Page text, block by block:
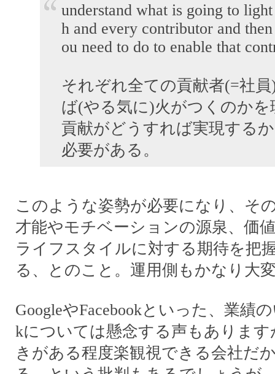
understand what is going to
h and every contributor and
ou need to do to enable that
それぞれ全ての貢献者(=社
ば(やる気に)火がつくのかを
貢献がどうすれば実現する
必要がある。
このような姿勢が必要になり、そ
才能やモチベーションの源泉、価
ライフスタイルに対する期待を把
る、とのこと。運用側もかなり大
GoogleやFacebookといった、業績
kについては懸念する声もありま
きがある程度楽観視できる会社だ